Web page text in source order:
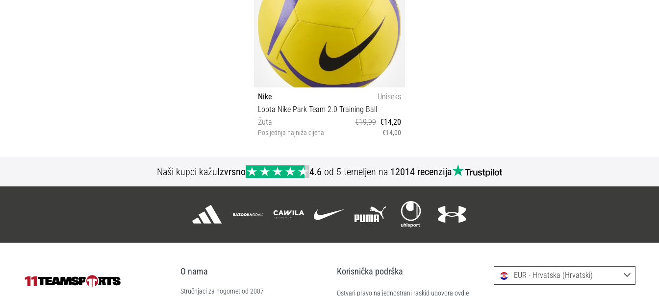
Nike
Uniseks
Lopta Nike Park Team 2.0 Training Ball
Žuta
€19,99 €14,20
Posljednja najniža cijena €14,00
Naši kupci kažuIzvrsno 4.6 od 5 temeljen na 12014 recenzija
O nama
Stručnjaci za nogomet od 2007
Korisnička podrška
Ostvari pravo na jednostrani raskid ugovora ovdje
EUR - Hrvatska (Hrvatski)